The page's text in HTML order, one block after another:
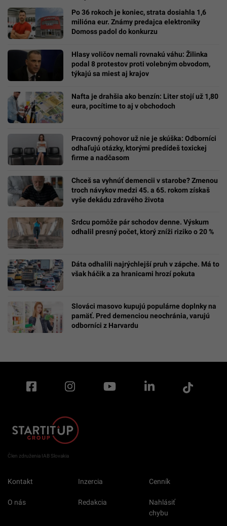
Po 36 rokoch je koniec, strata dosiahla 1,6
milióna eur. Známy predajca elektroniky
Domoss padol do konkurzu
Hlasy voličov nemali rovnakú váhu: Žilinka
podal 8 protestov proti volebným obvodom,
týkajú sa miest aj krajov
Nafta je drahšia ako benzín: Liter stojí už 1,80
eura, pocítime to aj v obchodoch
Pracovný pohovor už nie je skúška: Odborníci
odhaľujú otázky, ktorými predídeš toxickej
firme a nadčasom
Chceš sa vyhnúť demencii v starobe? Zmenou
troch návykov medzi 45. a 65. rokom získaš
vyše dekádu zdravého života
Srdcu pomôže pár schodov denne. Výskum
odhalil presný počet, ktorý zníži riziko o 20 %
Dáta odhalili najrýchlejší pruh v zápche. Má to
však háčik a za hranicami hrozí pokuta
Slováci masovo kupujú populárne doplnky na
pamäť. Pred demenciou neochránia, varujú
odborníci z Harvardu
Člen združenia IAB Slovakia
Kontakt Inzercia Cenník
O nás Redakcia
Nahlásiť
chybu